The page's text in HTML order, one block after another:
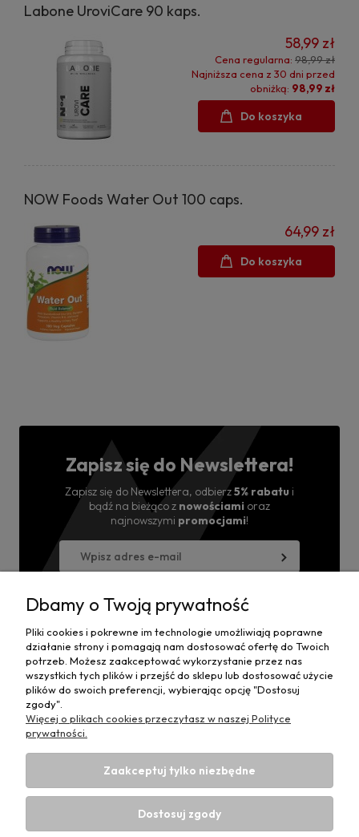
Labone UroviCare 90 kaps.
58,99 zł
Cena regularna: 98,99 zł
Najniższa cena z 30 dni przed
obniżką: 98,99 zł
Do koszyka
NOW Foods Water Out 100 caps.
64,99 zł
Do koszyka
Zapisz się do Newslettera!
Zapisz się do Newslettera, odbierz5% rabatu i
bądź na bieżąco z nowościami oraz
najnowszymi promocjami!
Moje konto
Płatności i dostawa
Informacje
Dbamy o Twoją prywatność
Pliki cookies i pokrewne im technologie umożliwiają poprawne
działanie strony i pomagają nam dostosować ofertę do Twoich
potrzeb. Możesz zaakceptować wykorzystanie przez nas
wszystkich tych plików i przejść do sklepu lub dostosować użycie
plików do swoich preferencji, wybierając opcję "Dostosuj
zgody".
Więcej o plikach cookies przeczytasz w naszej Polityce
prywatności.
Zaakceptuj tylko niezbędne
Dostosuj zgody